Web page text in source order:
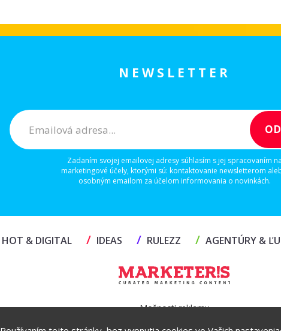
NEWSLETTER
Zadaním svojej emailovej adresy súhlasím s jej spracovaním na
marketingové účely, ktorými sú: kontaktovanie newsletterom
osobným emailom za účelom informovania o novinkách.
HOT & DIGITAL / IDEAS / RULEZZ / AGENTÚRY &
Možnosti reklamy